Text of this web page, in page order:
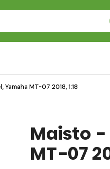
MT-07 2018, 1:18
Maisto
MT-07